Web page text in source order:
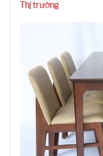
Thị trường